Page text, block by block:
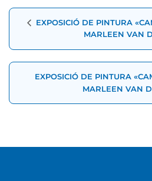
Navegació
d'Esdeveniment
EXPOSICIÓ DE PINTURA
MARLEEN VAN
EXPOSICIÓ DE PINTURA
MARLEEN VAN